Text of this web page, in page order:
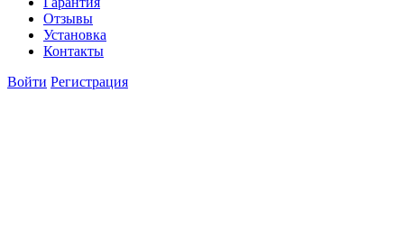
Отзывы
Установка
Контакты
Войти Регистрация